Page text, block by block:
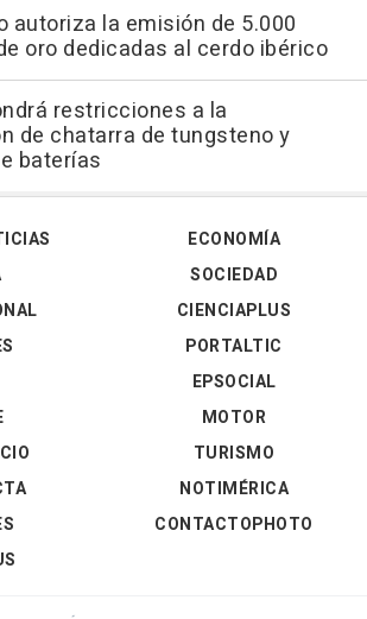
autoriza la emisión de 5.000
oro dedicadas al cerdo ibérico
restricciones a la
de chatarra de tungsteno y
baterías
ECONOMÍA
SOCIEDAD
CIENCIAPLUS
PORTALTIC
EPSOCIAL
MOTOR
TURISMO
NOTIMÉRICA
CONTACTOPHOTO